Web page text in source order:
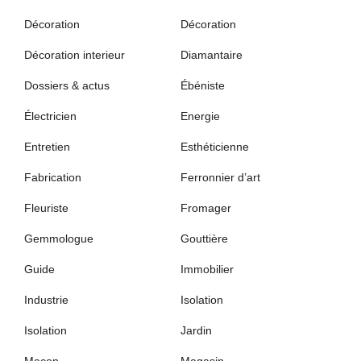
Décoration Décoration
Décoration interieur Diamantaire
Dossiers & actus Ébéniste
Électricien Energie
Entretien Esthéticienne
Fabrication Ferronnier d’art
Fleuriste Fromager
Gemmologue Gouttière
Guide Immobilier
Industrie Isolation
Isolation Jardin